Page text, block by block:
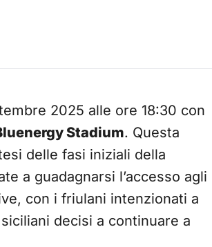
2025 alle ore 18:30 con
Stadium. Questa
delle fasi iniziali della
a guadagnarsi l’accesso agli
con i friulani intenzionati a
decisi a continuare a